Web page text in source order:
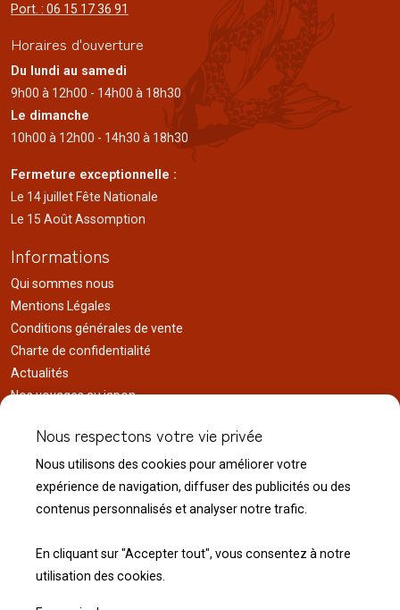
Port. : 06 15 17 36 91
Horaires d'ouverture
Du lundi au samedi
9h00 à 12h00 - 14h00 à 18h30
Le dimanche
10h00 à 12h00 - 14h30 à 18h30
Fermeture exceptionnelle :
Le 14 juillet Fête Nationale
Le 15 Août Assomption
Informations
Qui sommes nous
Mentions Légales
Conditions générales de vente
Charte de confidentialité
Actualités
Nos voyages au japon
Liens utiles
Service client
Nous contacter
Modalité de retour
Nous respectons votre vie privée
Nous utilisons des cookies pour améliorer votre
expérience de navigation, diffuser des publicités ou des
contenus personnalisés et analyser notre trafic.
En cliquant sur "Accepter tout", vous consentez à notre
utilisation des cookies.